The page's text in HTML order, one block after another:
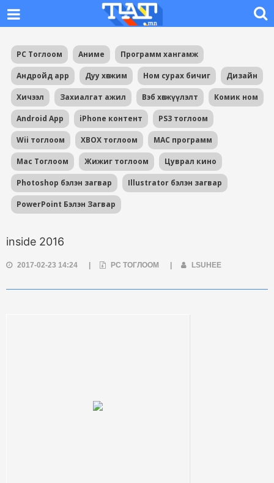
PC Тоглоом Аниме Программ хангамж
Андройд app Дуу хөгжим Ном сурах бичиг Дизайн
Хичээл Захиалгат ажил Вэб хөгжүүлэлт Комик ном
Android App iPhone контент PS3 тоглоом
Wii тоглоом XBOX тоглоом MAC программ
Mac Тоглоом Жижиг тоглоом Цуврал кино
Photoshop бэлэн загвар Illustrator бэлэн загвар
PowerPoint Бэлэн Загвар
inside 2016
2017-02-23 14:24 PC ТОГЛООМ LSUHEE